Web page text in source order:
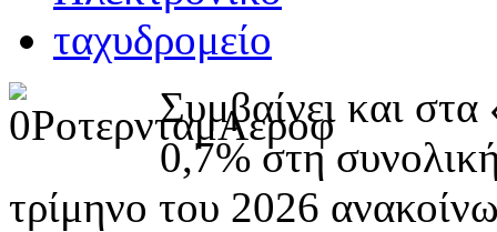
Συμβαίνει και
0,7% στη
τρίμηνο του 2026